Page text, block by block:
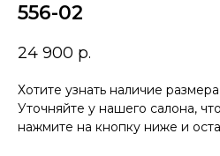
556-02
24 900 р.
Хотите узнать наличие
Уточняйте у нашего салона,
нажмите на кнопку ниже и